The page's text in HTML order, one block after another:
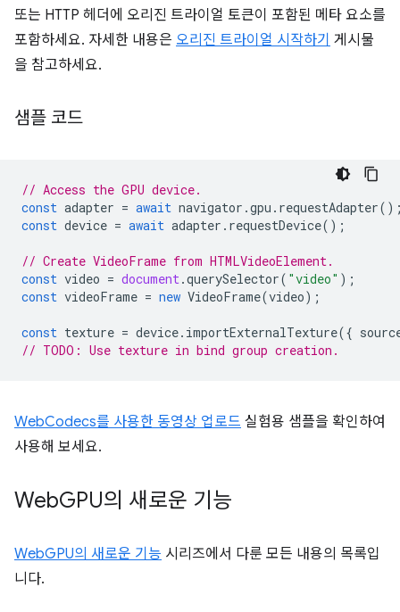
또는 HTTP 헤더에 오리진 트라이얼 토큰이 포함된 메타 요소를
포함하세요. 자세한 내용은 오리진 트라이얼 시작하기 게시물
을 참고하세요.
샘플 코드
// Access the GPU device.
const adapter = await navigator .gpu . requestAdapter
const device = await adapter . requestDevice();
// Create VideoFrame from HTMLVideoElement.
const video = document.querySelector( "video" );
const videoFrame = new VideoFrame(video);
const texture = device. importExternalTexture({
// TODO: Use texture in bind group creation.
WebCodecs를 사용한 동영상 업로드 실험용 샘플을 확인하여
사용해 보세요.
WebGPU의 새로운 기능
WebGPU의 새로운 기능 시리즈에서 다룬 모든 내용의 목록입
니다.